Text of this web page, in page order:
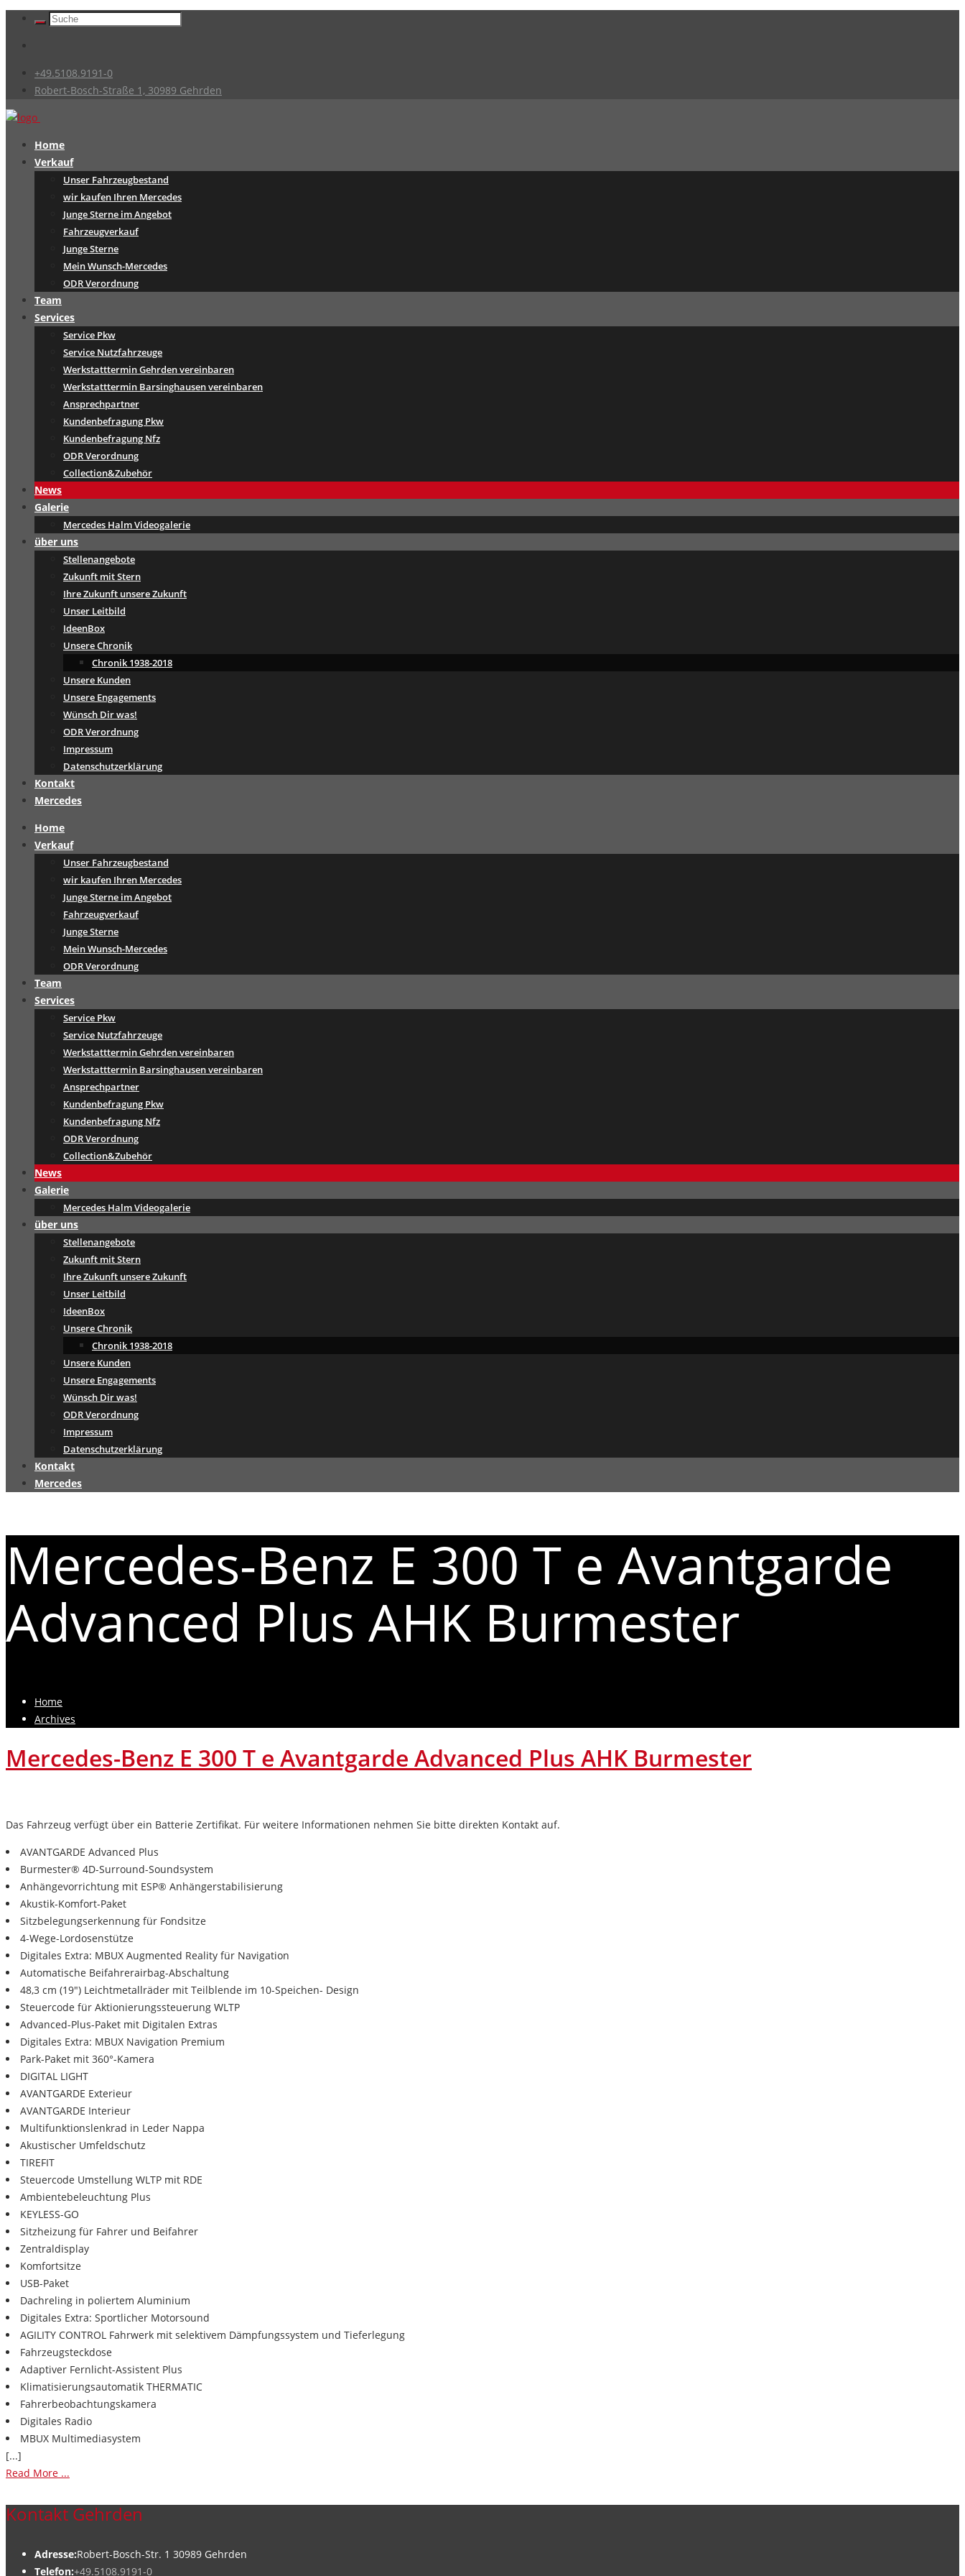
+49.5108.9191-0
Robert-Bosch-Straße 1, 30989 Gehrden
Home
Verkauf
Unser Fahrzeugbestand
wir kaufen Ihren Mercedes
Junge Sterne im Angebot
Fahrzeugverkauf
Junge Sterne
Mein Wunsch-Mercedes
ODR Verordnung
Team
Services
Service Pkw
Service Nutzfahrzeuge
Werkstatttermin Gehrden vereinbaren
Werkstatttermin Barsinghausen vereinbaren
Ansprechpartner
Kundenbefragung Pkw
Kundenbefragung Nfz
ODR Verordnung
Collection&Zubehör
News
Galerie
Mercedes Halm Videogalerie
über uns
Stellenangebote
Zukunft mit Stern
Ihre Zukunft unsere Zukunft
Unser Leitbild
IdeenBox
Unsere Chronik
Chronik 1938-2018
Unsere Kunden
Unsere Engagements
Wünsch Dir was!
ODR Verordnung
Impressum
Datenschutzerklärung
Kontakt
Mercedes
Home
Verkauf
Unser Fahrzeugbestand
wir kaufen Ihren Mercedes
Junge Sterne im Angebot
Fahrzeugverkauf
Junge Sterne
Mein Wunsch-Mercedes
ODR Verordnung
Team
Services
Service Pkw
Service Nutzfahrzeuge
Werkstatttermin Gehrden vereinbaren
Werkstatttermin Barsinghausen vereinbaren
Ansprechpartner
Kundenbefragung Pkw
Kundenbefragung Nfz
ODR Verordnung
Collection&Zubehör
News
Galerie
Mercedes Halm Videogalerie
über uns
Stellenangebote
Zukunft mit Stern
Ihre Zukunft unsere Zukunft
Unser Leitbild
IdeenBox
Unsere Chronik
Chronik 1938-2018
Unsere Kunden
Unsere Engagements
Wünsch Dir was!
ODR Verordnung
Impressum
Datenschutzerklärung
Kontakt
Mercedes
Mercedes-Benz E 300 T e Avantgarde
Advanced Plus AHK Burmester
Home
Archives
Mercedes-Benz E 300 T e Avantgarde Advanced Plus AHK Burmester
Das Fahrzeug verfügt über ein Batterie Zertifikat. Für weitere Informationen nehmen Sie bitte direkten Kontakt auf.
AVANTGARDE Advanced Plus
Burmester® 4D-Surround-Soundsystem
Anhängevorrichtung mit ESP® Anhängerstabilisierung
Akustik-Komfort-Paket
Sitzbelegungserkennung für Fondsitze
4-Wege-Lordosenstütze
Digitales Extra: MBUX Augmented Reality für Navigation
Automatische Beifahrerairbag-Abschaltung
48,3 cm (19") Leichtmetallräder mit Teilblende im 10-Speichen- Design
Steuercode für Aktionierungssteuerung WLTP
Advanced-Plus-Paket mit Digitalen Extras
Digitales Extra: MBUX Navigation Premium
Park-Paket mit 360°-Kamera
DIGITAL LIGHT
AVANTGARDE Exterieur
AVANTGARDE Interieur
Multifunktionslenkrad in Leder Nappa
Akustischer Umfeldschutz
TIREFIT
Steuercode Umstellung WLTP mit RDE
Ambientebeleuchtung Plus
KEYLESS-GO
Sitzheizung für Fahrer und Beifahrer
Zentraldisplay
Komfortsitze
USB-Paket
Dachreling in poliertem Aluminium
Digitales Extra: Sportlicher Motorsound
AGILITY CONTROL Fahrwerk mit selektivem Dämpfungssystem und Tieferlegung
Fahrzeugsteckdose
Adaptiver Fernlicht-Assistent Plus
Klimatisierungsautomatik THERMATIC
Fahrerbeobachtungskamera
Digitales Radio
MBUX Multimediasystem
[...]
Read More ...
Kontakt Gehrden
Adresse:Robert-Bosch-Str. 1 30989 Gehrden
Telefon:+49.5108.9191-0